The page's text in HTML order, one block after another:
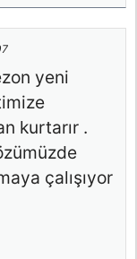
yeni
kurtarır .
çalışıyor